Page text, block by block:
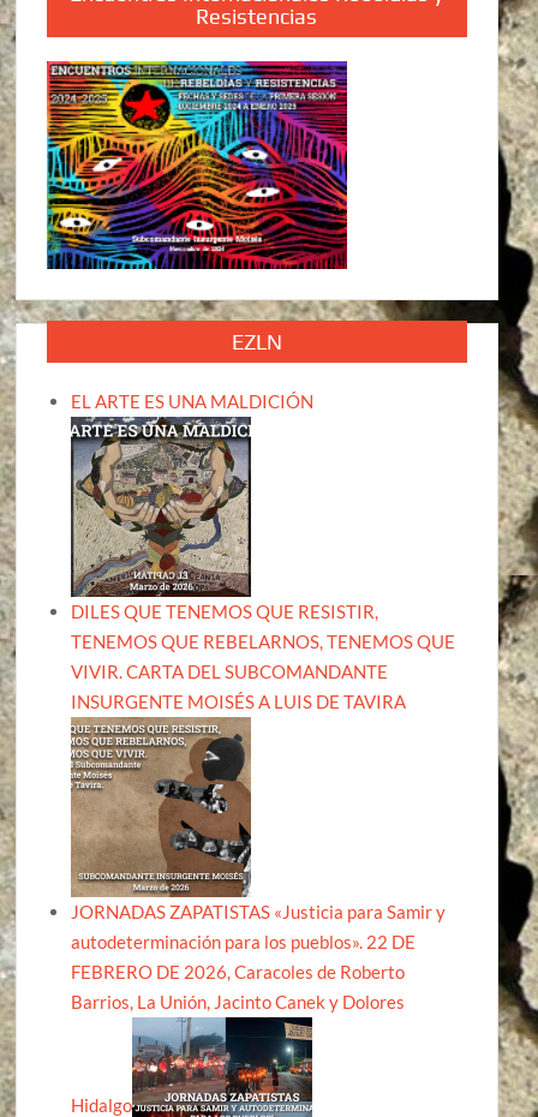
Resistencias
EZLN
EL ARTE ES UNA MALDICIÓN
DILES QUE TENEMOS QUE RESISTIR,
TENEMOS QUE REBELARNOS, TENEMOS QUE
VIVIR. CARTA DEL SUBCOMANDANTE
INSURGENTE MOISÉS A LUIS DE TAVIRA
JORNADAS ZAPATISTAS «Justicia para Samir y
autodeterminación para los pueblos». 22 DE
FEBRERO DE 2026, Caracoles de Roberto
Barrios, La Unión, Jacinto Canek y Dolores
Hidalgo